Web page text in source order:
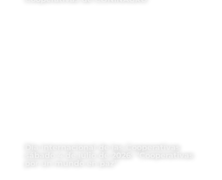
Día Internacional de las Cooperativas